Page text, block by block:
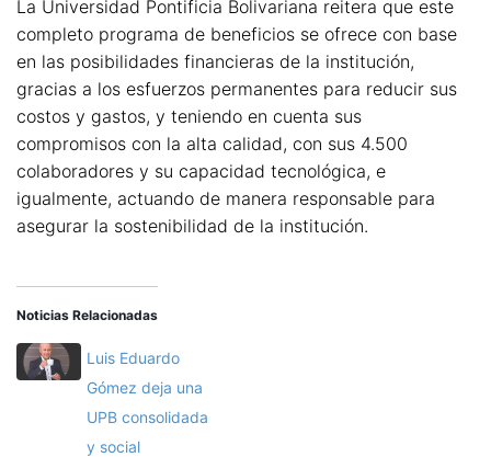
La Universidad Pontificia Bolivariana reitera que este
completo programa de beneficios se ofrece con base
en las posibilidades financieras de la institución,
gracias a los esfuerzos permanentes para reducir sus
costos y gastos, y teniendo en cuenta sus
compromisos con la alta calidad, con sus 4.500
colaboradores y su capacidad tecnológica, e
igualmente, actuando de manera responsable para
asegurar la sostenibilidad de la institución.
Noticias Relacionadas
Luis Eduardo
Gómez deja una
UPB consolidada
y social